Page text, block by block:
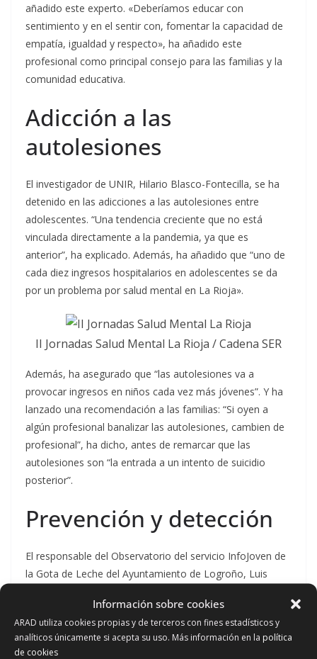
Información sobre cookies
ARAD utiliza cookies propias y de terceros con fines estadísticos y
analíticos únicamente si acepta su uso. Más información en la política
de cookies
añadido este experto. «Deberíamos educar con
sentimiento y en el sentir con, fomentar la capacidad de
empatía, igualdad y respecto», ha añadido este
profesional como principal consejo para las familias y la
comunidad educativa.
Adicción a las
autolesiones
El investigador de UNIR, Hilario Blasco-Fontecilla, se ha
detenido en las adicciones a las autolesiones entre
adolescentes. “Una tendencia creciente que no está
vinculada directamente a la pandemia, ya que es
anterior”, ha explicado. Además, ha añadido que “uno de
cada diez ingresos hospitalarios en adolescentes se da
por un problema por salud mental en La Rioja».
II Jornadas Salud Mental La Rioja / Cadena SER
Además, ha asegurado que “las autolesiones va a
provocar ingresos en niños cada vez más jóvenes”. Y ha
lanzado una recomendación a las familias: “Si oyen a
algún profesional banalizar las autolesiones, cambien de
profesional”, ha dicho, antes de remarcar que las
autolesiones son “la entrada a un intento de suicidio
posterior”.
Prevención y detección
El responsable del Observatorio del servicio InfoJoven de
la Gota de Leche del Ayuntamiento de Logroño, Luis
«los problemas de salud mental están creciendo de
forma notable entre la juventud”, tal y como se recoge en
numerosos estudios y estadísticas.